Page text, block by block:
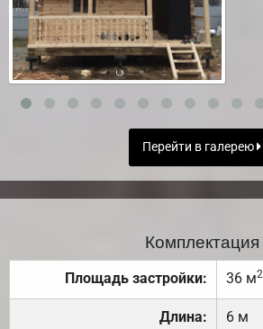
Перейти в галерею
Комплектация
Площадь застройки: 36 м2
Длина: 6 м